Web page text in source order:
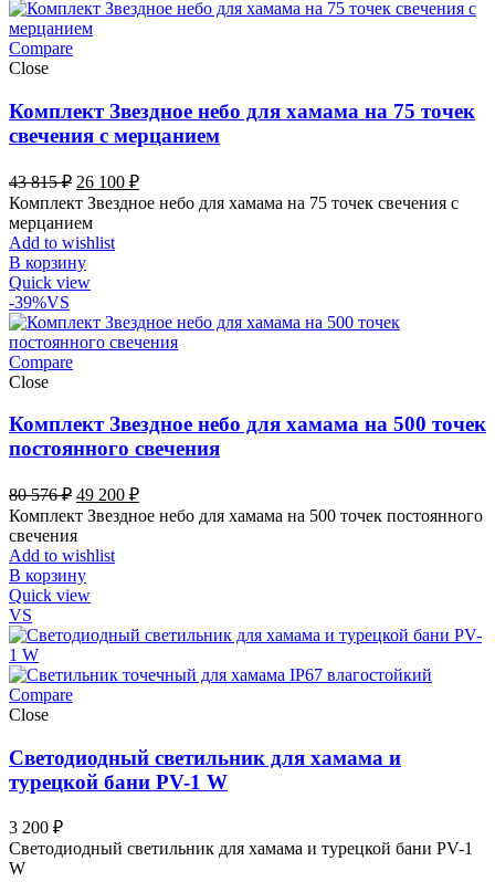
Compare
Close
Комплект Звездное небо для хамама на 75 точек
свечения с мерцанием
43 815₽ Первоначальная
цена
составляла
43
815 ₽.
26 100 ₽Текущая
цена:
Комплект Звездное небо для хамама на 75 точек свечения с
мерцанием
Add to wishlist
В корзину
Quick view
-39%VS
Compare
Close
Комплект Звездное небо для хамама на 500 точек
постоянного свечения
80 576₽ Первоначальная
цена
составляла
80
576 ₽.
49 200 ₽Текущая
цена:
Комплект Звездное небо для хамама на 500 точек постоянного
свечения
Add to wishlist
В корзину
Quick view
VS
Compare
Close
Светодиодный светильник для хамама и
турецкой бани PV-1 W
3 200 ₽
Светодиодный светильник для хамама и турецкой бани PV-1
W